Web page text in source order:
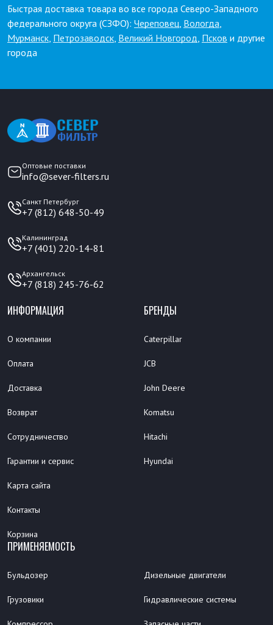
Быстрая доставка товара во все города Северо-Западного
федерального округа (СЗФО): Череповец, Вологда,
Мурманск, Петрозаводск, Великий Новгород, Псков и другие
города
Оптовые поставки
info@sever-filters.ru
Санкт Петербург
+7 (812) 648-50-49
Калининград
+7 (401) 220-14-81
Архангельск
+7 (818) 245-76-62
ИНФОРМАЦИЯ
О компании
Оплата
Доставка
Возврат
Сотрудничество
Гарантии и сервис
Карта сайта
Контакты
Корзина
БРЕНДЫ
Caterpillar
JCB
John Deere
Komatsu
Hitachi
Hyundai
ПРИМЕНЯЕМОСТЬ
Бульдозер
Грузовики
Дизельные двигатели
Гидравлические системы